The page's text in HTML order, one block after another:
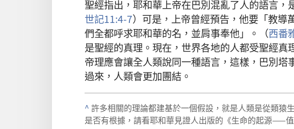
聖經指出，耶和華上帝在巴別混亂了人的語言，
世記11:4-7）可是，上帝曾經預告，他要「教導
們全都呼求耶和華的名，並肩事奉他」。（西番
是聖經的真理。現在，世界各地的人都受聖經真
帝理應會讓全人類說同一種語言，這樣，巴別塔
過來，人類會更加團結。
^ 許多相關的理論都建基於一個假設，就是人類是從類猿
是否有根據，請看耶和華見證人出版的《生命的起源——值